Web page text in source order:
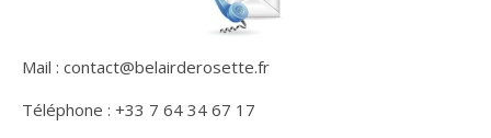
Mail : contact@belairderosette.fr
Téléphone : +33 7 64 34 67 17